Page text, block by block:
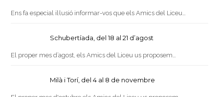
Ens fa especial il·lusió informar-vos que els Amics del Liceu…
Schubertíada, del 18 al 21 d’agost
El proper mes d’agost, els Amics del Liceu us proposem…
Milà i Torí, del 4 al 8 de novembre